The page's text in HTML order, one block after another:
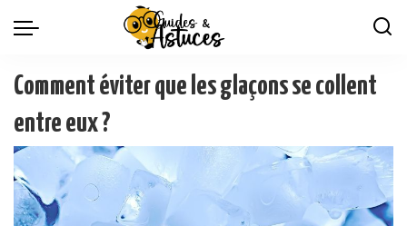
Comment éviter que les glaçons se collent
entre eux ?